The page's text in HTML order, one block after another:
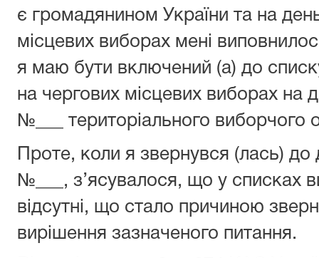
є громадянином України та на
місцевих виборах мені
я маю бути включений (а) до
на чергових місцевих виборах на
№___ територіального виборчого
Проте, коли я звернувся (лась) до
№___, з’ясувалося, що у списках
відсутні, що стало причиною
вирішення зазначеного питання.